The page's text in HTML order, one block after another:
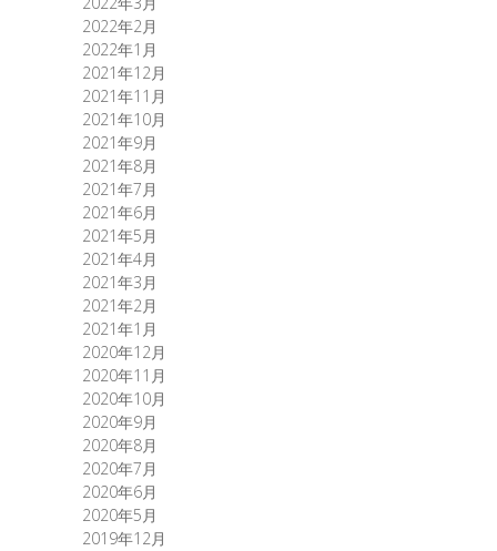
2022年2月
2022年1月
2021年12月
2021年11月
2021年10月
2021年9月
2021年8月
2021年7月
2021年6月
2021年5月
2021年4月
2021年3月
2021年2月
2021年1月
2020年12月
2020年11月
2020年10月
2020年9月
2020年8月
2020年7月
2020年6月
2020年5月
2019年12月